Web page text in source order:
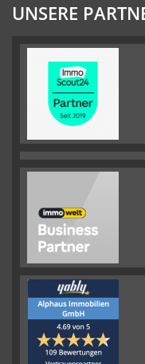
UNSERE